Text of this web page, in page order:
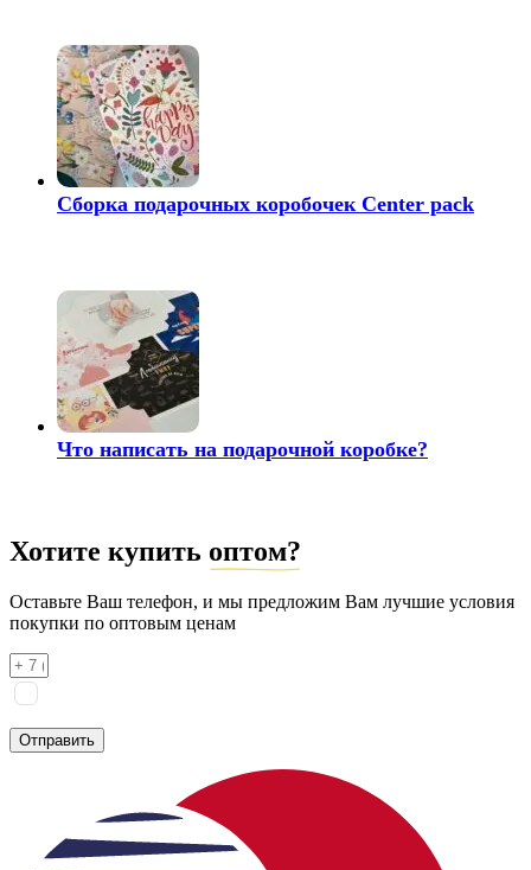
Сборка подарочных коробочек Center pack
Что написать на подарочной коробке?
Хотите купить оптом?
Оставьте Ваш телефон, и мы предложим Вам лучшие условия
покупки по оптовым ценам
Отправить